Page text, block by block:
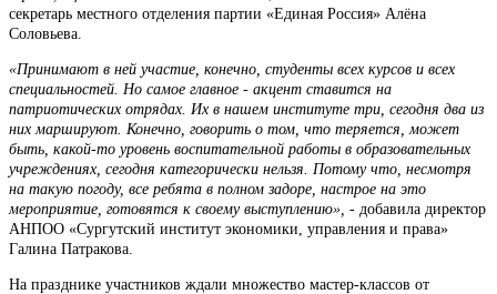
секретарь местного отделения партии «Единая Россия» Алёна
Соловьева.
«Принимают в ней участие, конечно, студенты всех курсов и всех
специальностей. Но самое главное - акцент ставится на
патриотических отрядах. Их в нашем институте три, сегодня два из
них маршируют. Конечно, говорить о том, что теряется, может
быть, какой-то уровень воспитательной работы в образовательных
учреждениях, сегодня категорически нельзя. Потому что, несмотря
на такую погоду, все ребята в полном задоре, настрое на это
мероприятие, готовятся к своему выступлению», - добавила директор
АНПОО «Сургутский институт экономики, управления и права»
Галина Патракова.
На празднике участников ждали множество мастер-классов от